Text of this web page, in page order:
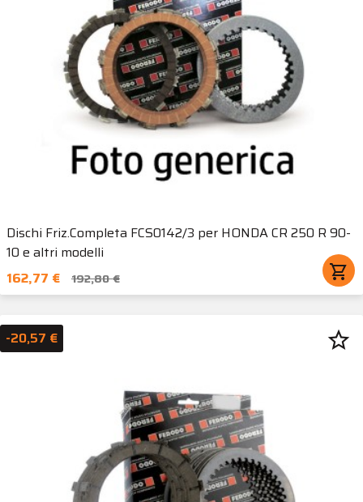
Dischi Friz.Completa FCS0142/3 per HONDA CR 250 R 90-
10 e altri modelli
162,77 €
192,80 € shopping_cart
-20,57 € star_border